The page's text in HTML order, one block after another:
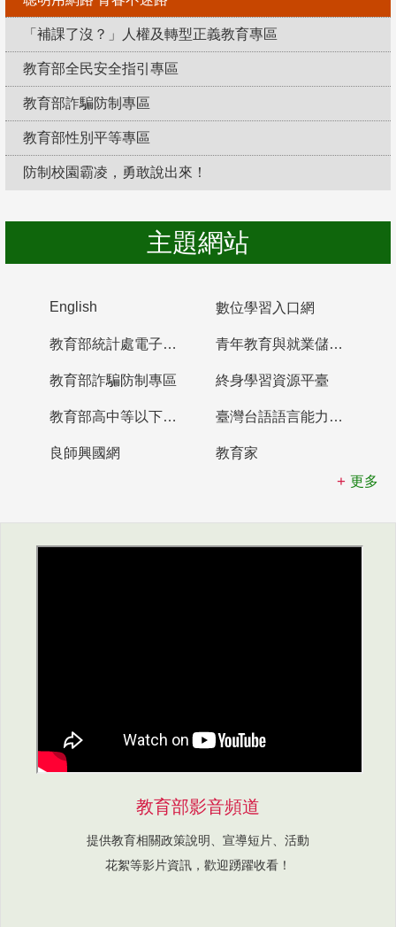
「補課了沒？」人權及轉型正義教育專區
教育部全民安全指引專區
教育部詐騙防制專區
教育部性別平等專區
防制校園霸凌，勇敢說出來！
主題網站
English 數位學習入口網
教育部統計處電子書櫃 青年教育與就業儲蓄帳戶
教育部詐騙防制專區 終身學習資源平臺
教育部高中等以下學校及幼兒園教師資格檢定考試 臺灣台語語言能力認證網站
良師興國網
教育家
更多
教育部影音頻道
提供教育相關政策說明、宣導短片、活動
花絮等影片資訊，歡迎踴躍收看！